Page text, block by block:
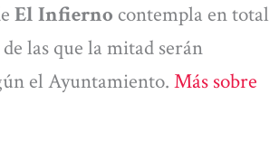
El Infierno contempla en total
las que la mitad serán
el Ayuntamiento. Más sobre